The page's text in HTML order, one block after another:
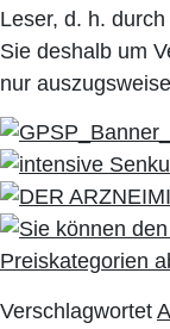
Leser, d. h.
Sie deshalb um
nur
Verschlagwortet